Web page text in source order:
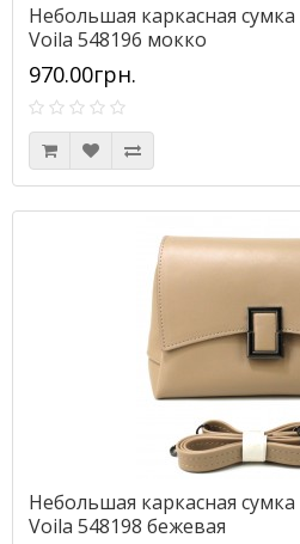
Небольшая каркасная
Voila 548196 мокко
970.00грн.
Небольшая каркасная
Voila 548198 бежевая